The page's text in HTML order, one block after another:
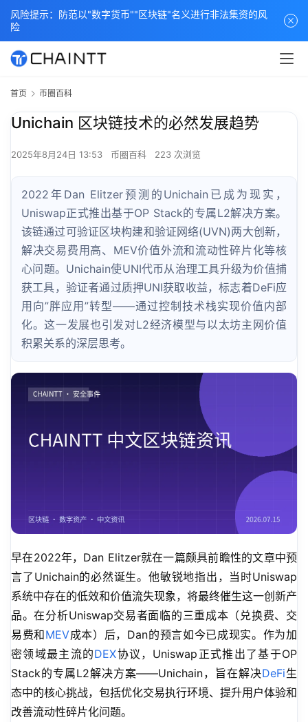
首页 币圈百科
Unichain 区块链技术的必然发展趋势
2025年8月24日 13:53 币圈百科 223 次浏览
2022年Dan Elitzer预测的Unichain已成为现实，
Uniswap正式推出基于OP Stack的专属L2解决方案。
该链通过可验证区块构建和验证网络(UVN)两大创新，
解决交易费用高、MEV价值外流和流动性碎片化等核
心问题。Unichain使UNI代币从治理工具升级为价值捕
获工具，验证者通过质押UNI获取收益，标志着DeFi应
用向”胖应用”转型——通过控制技术栈实现价值内部
化。这一发展也引发对L2经济模型与以太坊主网价值
积累关系的深层思考。
早在2022年，Dan Elitzer就在一篇颇具前瞻性的文章中预
言了Unichain的必然诞生。他敏锐地指出，当时Uniswap
系统中存在的低效和价值流失现象，将最终催生这一创新产
品。在分析Uniswap交易者面临的三重成本（兑换费、交
易费和MEV成本）后，Dan的预言如今已成现实。作为加
密领域最主流的DEX协议，Uniswap正式推出了基于OP
Stack的专属L2解决方案——Unichain，旨在解决DeFi生
态中的核心挑战，包括优化交易执行环境、提升用户体验和
改善流动性碎片化问题。
风险提示：防范以"数字货币""区块链"名义进行非法集资的风
险